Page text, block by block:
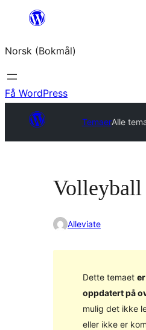
Hopp
innhold
Norsk (Bokmål)
Få WordPress
TemaerAlle
Alleviate
Dette temaet
oppdatert på
mulig det ikke
eller ikke er